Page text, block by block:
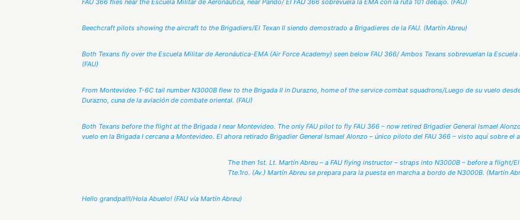
FAU 366 flies near the Escuela Militar de Aeronáutica, near Pando/ El FAU 366 sobrevuela la EMA con la ruta 101 debajo. (FAU)
Beechcraft pilots showing the aircraft to the Brigadiers/El Texan II siendo demostrado a Brigadieres de la FAU. (Martín Abreu)
Both Texans fly over the Escuela Militar de Aeronáutica-EMA (Air Force Academy) seen below FAU 366/ Ambos Texans sobrevuelan la
(FAU)
From Montevideo T-6C tail number N3000B flew to the Brigada II in Durazno, home of the service combat squadrons/Luego de su vuelo
Durazno, cuna de la aviación de combate oriental. (FAU)
Both Texans before the flight at the Brigada I near Montevideo. The only FAU pilot to fly FAU 366 – now retired Brigadier General Ismael
vuelo en la Brigada I cercana a Montevideo. El ahora retirado Brigadier General Ismael Alonzo – único piloto del FAU 366 – visto aquí sobre el
The then 1st. Lt. Martín Abreu – a FAU flying instructor – straps into N3000B – before a flight/
Tte.1ro. (Av.) Martín Abreu se prepara para la puesta en marcha a bordo de N3000B. (Martín
Hello grandpa!!!/Hola Abuelo! (FAU vía Martín Abreu)